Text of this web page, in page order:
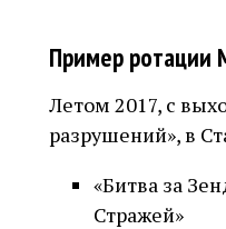
Пример ротации
Летом 2017, с
разрушений», в
«Битва за
Стражей»